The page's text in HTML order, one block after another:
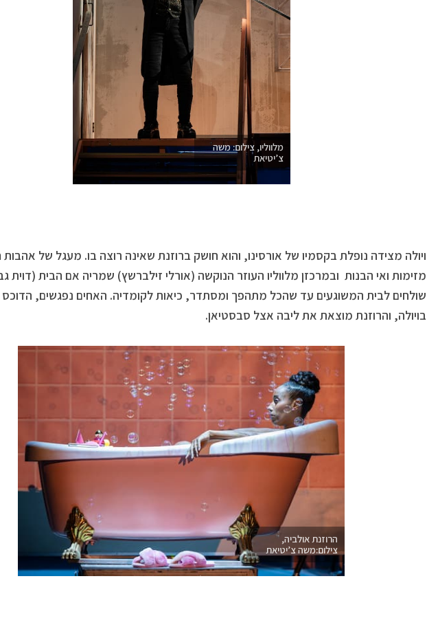
מלווליו, צילום: משה
צ’יטיאת
ויולה מצידה נופלת בקסמיו של אורסינו, והוא חושק ברוזנת שאינה רוצה בו. מעגל של
מזימות ואי הבנות ובמרכזן מלווליו העוזר הנוקשה (אורלי זילברשץ) שמריה אם הבית (דוית
שולחים לבית המשוגעים עד שהכל מתהפך ומסתדר, כיאות לקומדיה. האחים נפגשים,
בויולה, והרוזנת מוצאת את ליבה אצל סבסטיאן.
הרוזנת אולביה,
צילום:משה צ’יטיאת